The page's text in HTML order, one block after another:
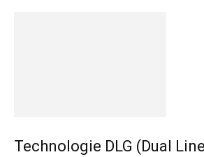
Technologie DLG (Dual